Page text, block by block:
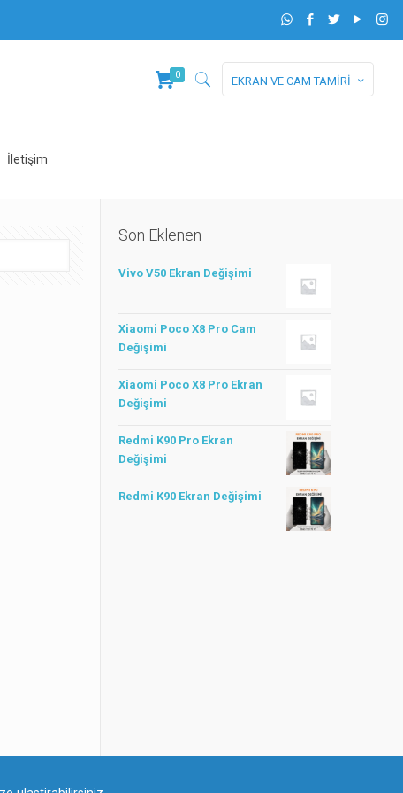
İletişim
0 EKRAN VE CAM TAMİRİ
Son Eklenen
Vivo V50 Ekran Değişimi
Xiaomi Poco X8 Pro Cam
Değişimi
Xiaomi Poco X8 Pro Ekran
Değişimi
Redmi K90 Pro Ekran
Değişimi
Redmi K90 Ekran Değişimi